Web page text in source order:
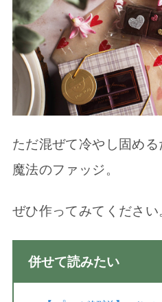
ただ混ぜて冷やし固め
魔法のファッジ。
ぜひ作ってみてください
併せて読みたい